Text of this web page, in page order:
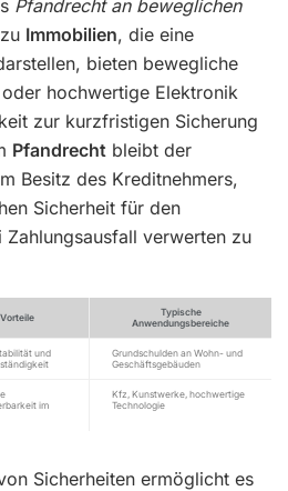
Pfandrecht an beweglichen
Immobilien, die eine
bieten bewegliche
hochwertige Elektronik
zur kurzfristigen Sicherung
Pfandrecht bleibt der
Besitz des Kreditnehmers,
Sicherheit für den
verwerten zu
Vorteile
Typische
Anwendungsbereiche
und
Grundschulden an Wohn- und
Geschäftsgebäuden
im
Kfz, Kunstwerke, hochwertige
Technologie
Sicherheiten ermöglicht es